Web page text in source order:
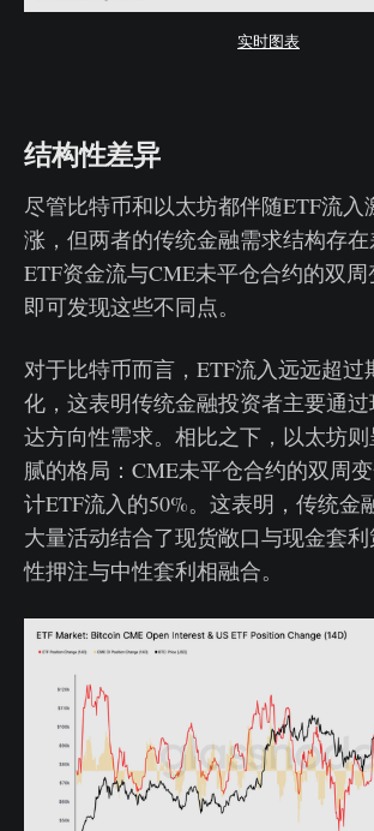
实时图表
结构性差异
尽管比特币和以太坊都伴随ETF流入
涨，但两者的传统金融需求结构存
ETF资金流与CME未平仓合约的双
即可发现这些不同点。
对于比特币而言，ETF流入远远超过
化，这表明传统金融投资者主要通
达方向性需求。相比之下，以太坊
腻的格局：CME未平仓合约的双周
计ETF流入的50%。这表明，传统金
大量活动结合了现货敞口与现金套
性押注与中性套利相融合。